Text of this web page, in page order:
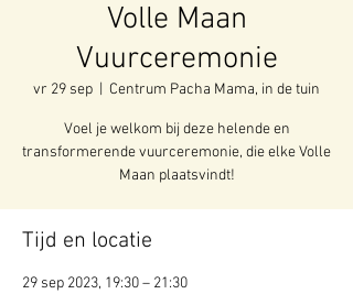
Volle Maan
Vuurceremonie
vr 29 sep Centrum Pacha Mama, in de tuin
Voel je welkom bij deze helende en
transformerende vuurceremonie, die elke Volle
Maan plaatsvindt!
Tijd en locatie
29 sep 2023, 19:30 – 21:30